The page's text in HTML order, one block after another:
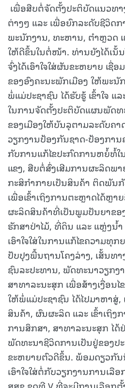
ເພື່ອສືບຕໍ່ຈັດຕັ້ງປະຕິບັດແນວທາ
ຕ່າງໆ ແລະ ເພື່ອຍົກລະດັບຊີວິດ
ພະນັກງານ, ທະຫານ, ຕໍາຫຼວດ
ໃຫ້ດີຂຶ້ນໃນຕໍ່ໜ້າ. ທ່ານຍັງໄດ້ເນັ້
ຈົ່ງໄດ້ເອົາໃຈໃສ່ຜັນຂະຫຍາຍ ເຊື່
ຂອງອົງຄະນະພັກເມືອງ ໃຫ້ພະ
ພໍ່ແມ່ປະຊາຊົນ ໄດ້ຮັບຮູ້ ເຂົ້າໃຈ ແລ
ໃນການຈັດຕັ້ງປະຕິບັດແຜນພັດທ
ຂອງເມືອງໃຫ້ບັນລຸຕາມລະດັບຄາ
ວຽກງານປ້ອງກັນຊາດ-ປ້ອງກາ
ກັບການແກ້ໄຂປະກົດການຫຍໍ້ທໍ້ໃ
ແຂງ, ສືບຕໍ່ສົ່ງເສີມການຜະລິດພ
ກະສິກຳກາຍເປັນສິນຄ້າ ຕິດພັນ
ເພື່ອເຂົ້າເຖິງການຕະຫຼາດໄດ້ຫຼາ
ຜະລິດສິນຄ້າທີ່ເປັນພູມປັນຍາຂອ
ຮັກສາປ່າໄມ້, ທີ່ດິນ ແລະ ແຫຼ່ງນໍ້
ເອົາໃຈໃສ່ໃນການແກ້ໄຂຄວາມທຸ
ປັບປຸງພື້ນຖານໂຄງລ່າງ, ເສັ້ນທ
ຊົນລະປະທານ, ພັດທະນາວຽກງ
ສາທາລະນະສຸກ ເພື່ອສ້າງເງື່ອນ
ໃຫ້ພໍ່ແມ່ປະຊາຊົນ ໄດ້ໄປມາຫາສູ່
ສິນຄ້າ, ຜົນຜະລິດ ແລະ ເຂົ້າເຖິ
ການສຶກສາ, ສາທາລະນະສຸກ ໄດ້
ພັດທະນາຊີວິດການເປັນຢູ່ຂອງປ
ຂະຫຍາຍຕົວດີຂຶ້ນ. ພ້ອມດຽວກັ
ເອົາໃຈໃສ່ຕໍ່ກັບວຽກງານການເລື